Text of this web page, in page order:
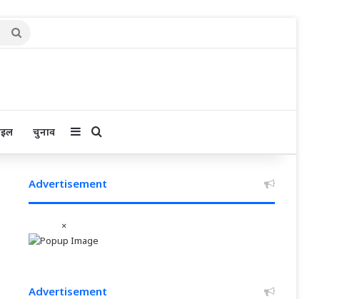
Search
चुनाव Sidebar
Advertisement
×
Advertisement